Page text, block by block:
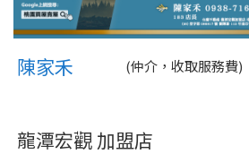
不限
不限
不限
陳家禾 陳家禾
陳家禾 (仲介，收取服務費)
龍潭宏觀 加盟店